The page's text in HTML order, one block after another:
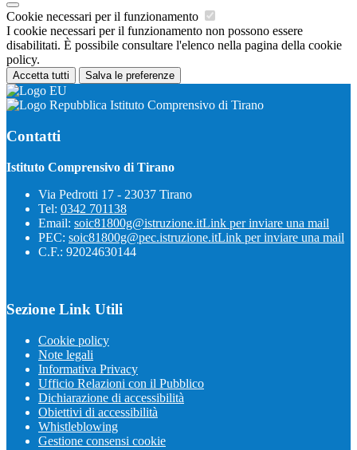
Cookie necessari per il funzionamento
I cookie necessari per il funzionamento non possono essere
disabilitati. È possibile consultare l'elenco nella pagina della cookie
policy.
Accetta tutti Salva le preferenze
Istituto Comprensivo di Tirano
Contatti
Istituto Comprensivo di Tirano
Via Pedrotti 17 - 23037 Tirano
Tel: 0342 701138
Email: soic81800g@istruzione.itLink per inviare una mail
PEC: soic81800g@pec.istruzione.itLink per inviare una mail
C.F.: 92024630144
Sezione Link Utili
Cookie policy
Note legali
Informativa Privacy
Ufficio Relazioni con il Pubblico
Dichiarazione di accessibilità
Obiettivi di accessibilità
Whistleblowing
Gestione consensi cookie